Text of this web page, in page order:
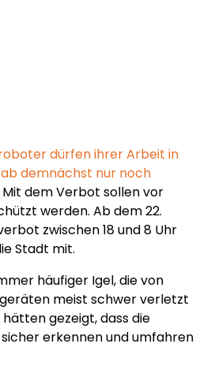
dürfen ihrer Arbeit in
demnächst nur noch
Mit dem Verbot sollen vor
werden. Ab dem 22.
zwischen 18 und 8 Uhr
Stadt mit.
häufiger Igel, die von
meist schwer verletzt
gezeigt, dass die
erkennen und umfahren